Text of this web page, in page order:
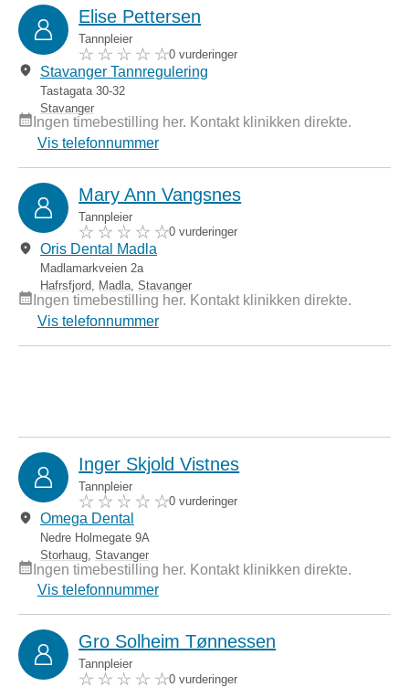
Elise Pettersen
Tannpleier
0 vurderinger
Stavanger Tannregulering
Tastagata 30-32
Stavanger
Ingen timebestilling her. Kontakt klinikken direkte.
Vis telefonnummer
Mary Ann Vangsnes
Tannpleier
0 vurderinger
Oris Dental Madla
Madlamarkveien 2a
Hafrsfjord, Madla, Stavanger
Ingen timebestilling her. Kontakt klinikken direkte.
Vis telefonnummer
Inger Skjold Vistnes
Tannpleier
0 vurderinger
Omega Dental
Nedre Holmegate 9A
Storhaug, Stavanger
Ingen timebestilling her. Kontakt klinikken direkte.
Vis telefonnummer
Gro Solheim Tønnessen
Tannpleier
0 vurderinger